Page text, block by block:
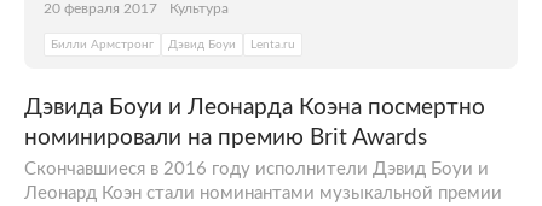
20 февраля 2017 Культура
Билли Армстронг Дэвид Боуи Lenta.ru
Дэвида Боуи и Леонарда Коэна посмертно
номинировали на премию Brit Awards
Скончавшиеся в 2016 году исполнители Дэвид Боуи и
Леонард Коэн стали номинантами музыкальной премии